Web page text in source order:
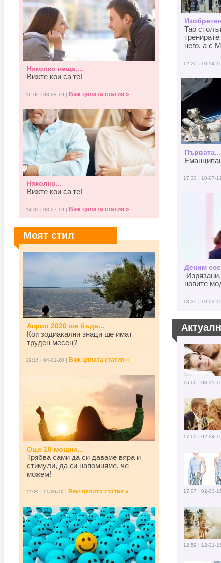
Няколко неща,...
Вижте кои са те!
16:00 | 08-28-19 | Виж цялата статия »
Няколко...
Вижте кои са те!
14:32 | 08-27-19 | Виж цялата статия »
Моят стил
Април 2020 ще бъде...
Кои зодиакални знаци ще имат
труден месец?
19:15 | 04-01-20 | Виж цялата статия »
Още 10 мощни...
Трябва сами да си даваме вяра и
стимули, да си напомняме, че
можем!
13:29 | 11-20-19 | Виж цялата статия »
Тао
него, а с
12:20 | 10-14-
Първата...
17:30 | 10-07-
Деним
новите
18:35 | 10-03-
16:00 | 08-31-
17:00 | 02-24-
17:07 | 02-03-
12:59 | 12-31-